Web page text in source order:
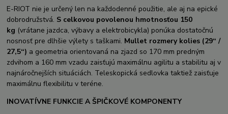
E-RIOT nie je určený len na každodenné použitie, ale aj na epické
dobrodružstvá. S celkovou povolenou hmotnosťou 150
kg (vrátane jazdca, výbavy a elektrobicykla) ponúka dostatočnú
nosnosť pre dlhšie výlety s taškami. Mullet rozmery kolies (29“ /
27,5“) a geometria orientovaná na zjazd so 170 mm predným
zdvihom a 160 mm vzadu zaisťujú maximálnu agilitu a stabilitu aj v
najnáročnejších situáciách. Teleskopická sedlovka taktiež zaisťuje
maximálnu flexibilitu v teréne.
INOVATÍVNE FUNKCIE A ŠPIČKOVÉ KOMPONENTY